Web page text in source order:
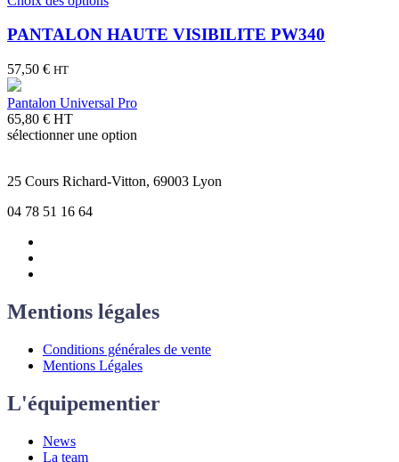
PANTALON HAUTE VISIBILITE PW340
57,50 € HT
Pantalon Universal Pro
65,80 € HT
sélectionner une option
25 Cours Richard-Vitton, 69003 Lyon
04 78 51 16 64
Mentions légales
Conditions générales de vente
Mentions Légales
L'équipementier
News
La team